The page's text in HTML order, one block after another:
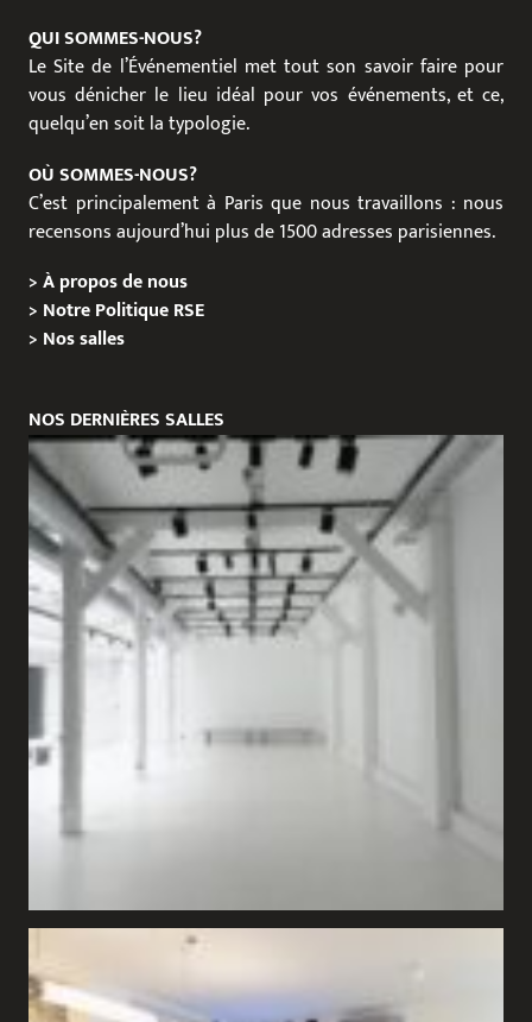
QUI SOMMES-NOUS?
Le Site de l’Événementiel met tout son savoir faire pour
vous dénicher le lieu idéal pour vos événements, et ce,
quelqu’en soit la typologie.
OÙ SOMMES-NOUS?
C’est principalement à Paris que nous travaillons : nous
recensons aujourd’hui plus de 1500 adresses parisiennes.
>À propos de nous
> Notre Politique RSE
> Nos salles
NOS DERNIÈRES SALLES